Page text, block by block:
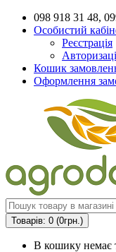
098 918 31 48,
Особистий
Реєстрація
Кошик
Оформлення
Товарів: 0 (0грн.)
В кошику немає